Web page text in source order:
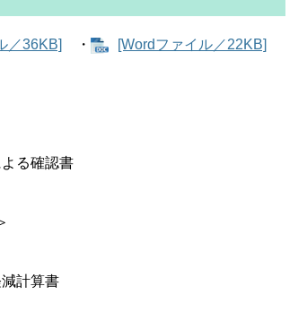
／36KB] ・ [Wordファイル／22KB]
る確認書
計算書